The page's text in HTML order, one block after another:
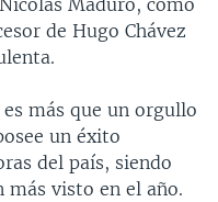
de Hugo Chávez
más que un orgullo
un éxito
del país, siendo
visto en el año.